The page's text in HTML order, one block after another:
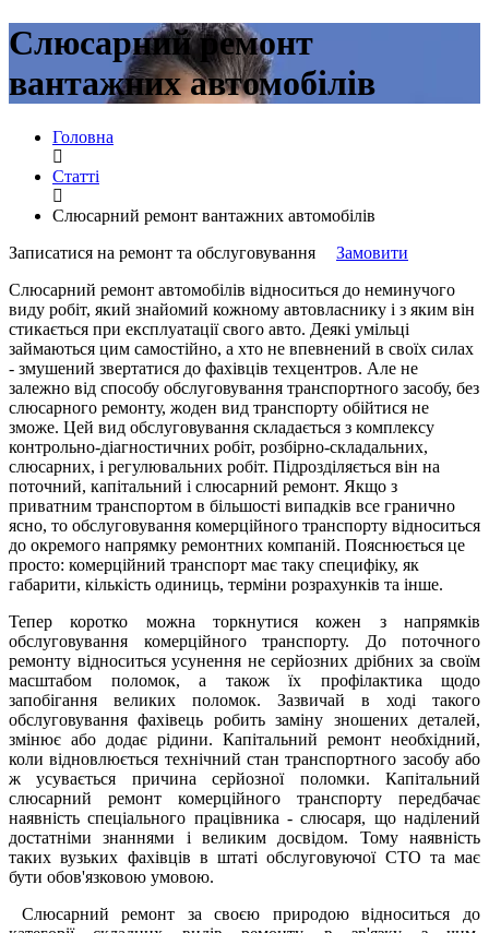
Слюсарний ремонт
вантажних автомобілів
Головна
Статті
Слюсарний ремонт вантажних автомобілів
Записатися на ремонт та обслуговування
Замовити
Слюсарний ремонт автомобілів відноситься до неминучого
виду робіт, який знайомий кожному автовласнику і з яким він
стикається при експлуатації свого авто. Деякі умільці
займаються цим самостійно, а хто не впевнений в своїх силах
- змушений звертатися до фахівців техцентров. Але не
залежно від способу обслуговування транспортного засобу, без
слюсарного ремонту, жоден вид транспорту обійтися не
зможе. Цей вид обслуговування складається з комплексу
контрольно-діагностичних робіт, розбірно-складальних,
слюсарних, і регулювальних робіт. Підрозділяється він на
поточний, капітальний і слюсарний ремонт. Якщо з
приватним транспортом в більшості випадків все гранично
ясно, то обслуговування комерційного транспорту відноситься
до окремого напрямку ремонтних компаній. Пояснюється це
просто: комерційний транспорт має таку специфіку, як
габарити, кількість одиниць, терміни розрахунків та інше.
Тепер коротко можна торкнутися кожен з напрямків
обслуговування комерційного транспорту. До поточного
ремонту відноситься усунення не серйозних дрібних за своїм
масштабом поломок, а також їх профілактика щодо
запобігання великих поломок. Зазвичай в ході такого
обслуговування фахівець робить заміну зношених деталей,
змінює або додає рідини. Капітальний ремонт необхідний,
коли відновлюється технічний стан транспортного засобу або
ж усувається причина серйозної поломки. Капітальний
слюсарний ремонт комерційного транспорту передбачає
наявність спеціального працівника - слюсаря, що наділений
достатніми знаннями і великим досвідом. Тому наявність
таких вузьких фахівців в штаті обслуговуючої СТО та має
бути обов'язковою умовою.
Слюсарний ремонт за своєю природою відноситься до